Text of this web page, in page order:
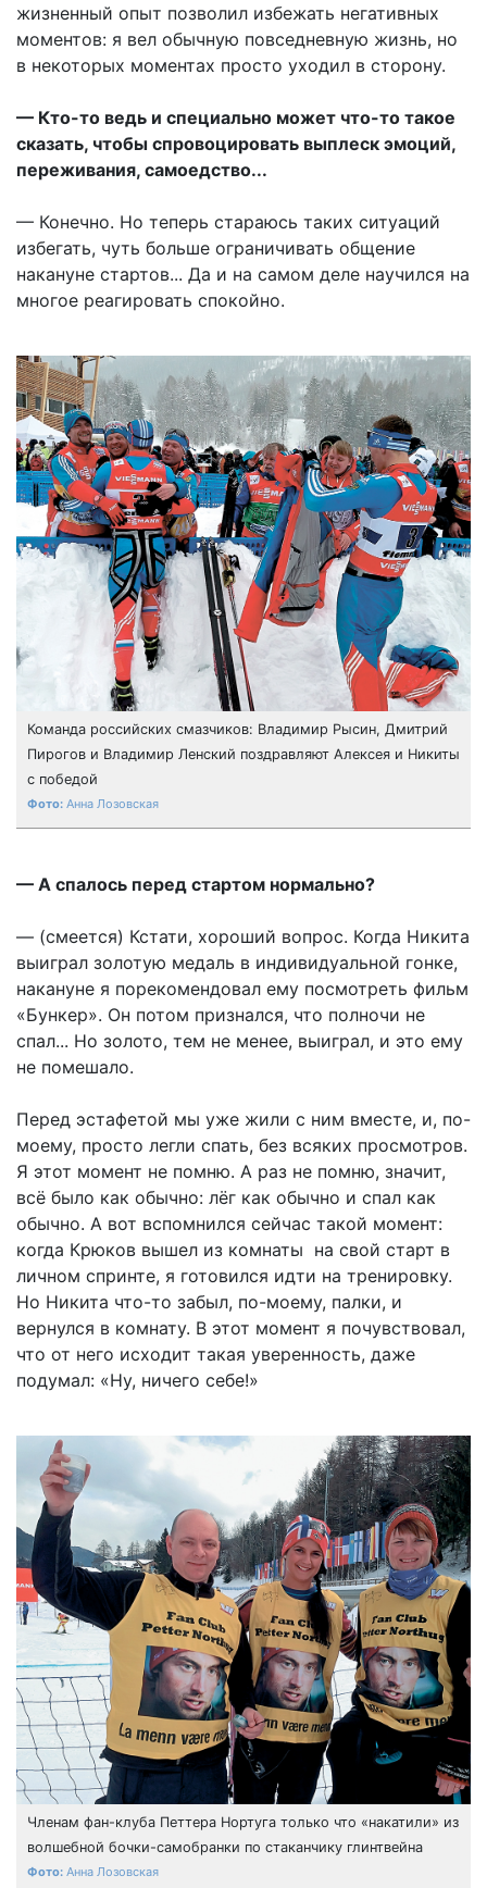
жизненный опыт позволил избежать негативных
моментов: я вел обычную повседневную жизнь, но
в некоторых моментах просто уходил в сторону.
— Кто-то ведь и специально может что-то такое
сказать, чтобы спровоцировать выплеск эмоций,
переживания, самоедство...
— Конечно. Но теперь стараюсь таких ситуаций
избегать, чуть больше ограничивать общение
накануне стартов... Да и на самом деле научился на
многое реагировать спокойно.
Команда российских смазчиков: Владимир Рысин, Дмитрий
Пирогов и Владимир Ленский поздравляют Алексея и Никиты
с победой
Анна Лозовская
— А спалось перед стартом нормально?
— (смеется) Кстати, хороший вопрос. Когда Никита
выиграл золотую медаль в индивидуальной гонке,
накануне я порекомендовал ему посмотреть фильм
«Бункер». Он потом признался, что полночи не
спал... Но золото, тем не менее, выиграл, и это ему
не помешало.
Перед эстафетой мы уже жили с ним вместе, и, по-
моему, просто легли спать, без всяких просмотров.
Я этот момент не помню. А раз не помню, значит,
всё было как обычно: лёг как обычно и спал как
обычно. А вот вспомнился сейчас такой момент:
когда Крюков вышел из комнаты на свой старт в
личном спринте, я готовился идти на тренировку.
Но Никита что-то забыл, по-моему, палки, и
вернулся в комнату. В этот момент я почувствовал,
что от него исходит такая уверенность, даже
подумал: «Ну, ничего себе!»
Членам фан-клуба Петтера Нортуга только что «накатили» из
волшебной бочки-самобранки по стаканчику глинтвейна
Анна Лозовская